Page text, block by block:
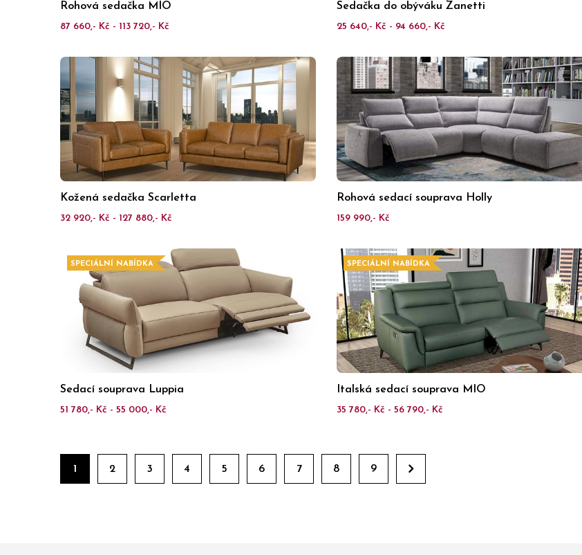
Rohová sedačka MIO
87 660,- Kč - 113 720,- Kč
Sedačka do obýváku Zanetti
25 640,- Kč - 94 660,- Kč
Kožená sedačka Scarletta
32 920,- Kč - 127 880,- Kč
Rohová sedací souprava Holly
159 990,- Kč
SPECIÁLNÍ NABÍDKA
Sedací souprava Luppia
51 780,- Kč - 55 000,- Kč
SPECIÁLNÍ NABÍDKA
Italská sedací souprava MIO
35 780,- Kč - 56 790,- Kč
1 2 3 4 5 6 7 8 9